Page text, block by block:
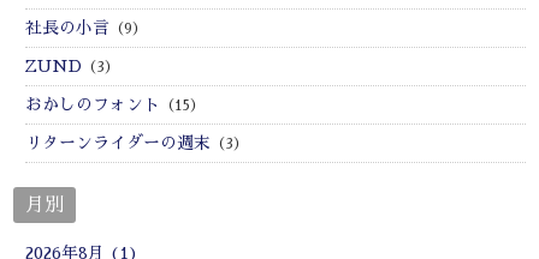
社長の小言 （9）
ZUND （3）
おかしのフォント （15）
リターンライダーの週末 （3）
月別
2026年8月 (1)